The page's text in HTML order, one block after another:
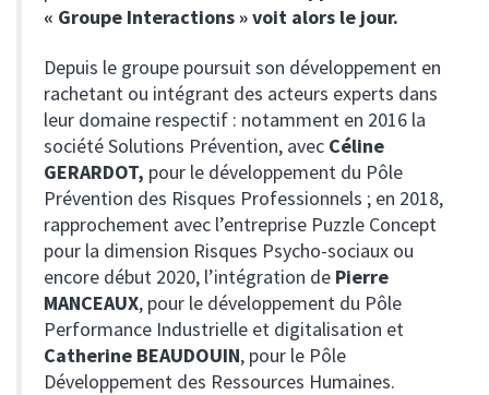
« Groupe Interactions » voit alors le jour.
Depuis le groupe poursuit son développement en
rachetant ou intégrant des acteurs experts dans
leur domaine respectif : notamment en 2016 la
société Solutions Prévention, avec Céline
GERARDOT, pour le développement du Pôle
Prévention des Risques Professionnels ; en 2018,
rapprochement avec l’entreprise Puzzle Concept
pour la dimension Risques Psycho-sociaux ou
encore début 2020, l’intégration de Pierre
MANCEAUX, pour le développement du Pôle
Performance Industrielle et digitalisation et
Catherine BEAUDOUIN, pour le Pôle
Développement des Ressources Humaines.